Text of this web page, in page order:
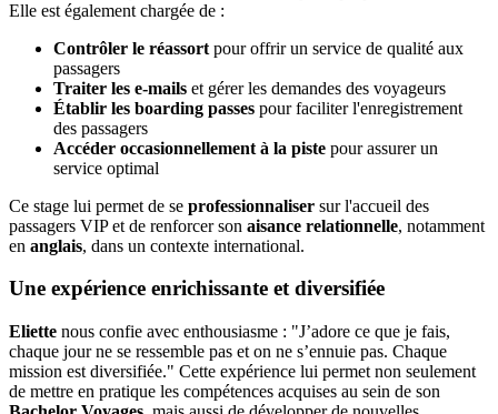
Elle est également chargée de :
Contrôler le réassort pour offrir un service de qualité aux
passagers
Traiter les e-mails et gérer les demandes des voyageurs
Établir les boarding passes pour faciliter l'enregistrement
des passagers
Accéder occasionnellement à la piste pour assurer un
service optimal
Ce stage lui permet de se professionnaliser sur l'accueil des
passagers VIP et de renforcer son aisance relationnelle, notamment
en anglais, dans un contexte international.
Une expérience enrichissante et diversifiée
Eliette nous confie avec enthousiasme : "J’adore ce que je fais,
chaque jour ne se ressemble pas et on ne s’ennuie pas. Chaque
mission est diversifiée." Cette expérience lui permet non seulement
de mettre en pratique les compétences acquises au sein de son